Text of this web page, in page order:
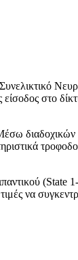
στο
διαδοχικών
να